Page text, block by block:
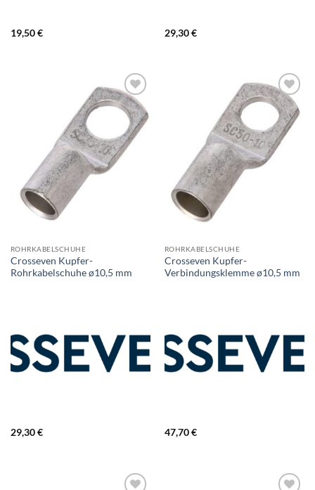
19,50€ 29,30€
ROHRKABELSCHUHE
Crosseven Kupfer-
Rohrkabelschuhe ø10,5 mm
29,30€
ROHRKABELSCHUHE
Crosseven Kupfer-
Verbindungsklemme ø10,5 mm
47,70€